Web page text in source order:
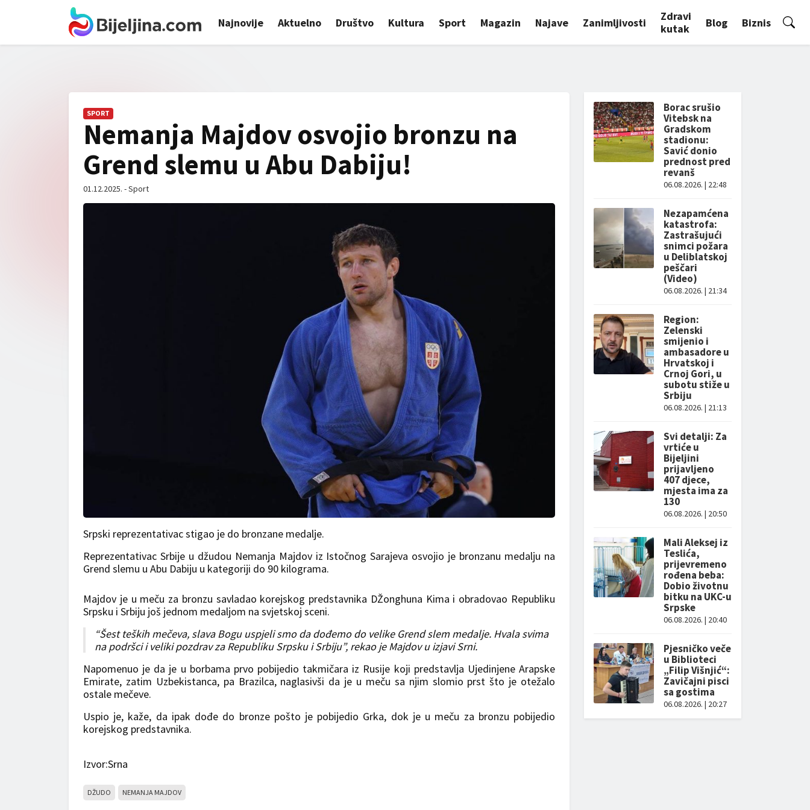
Najnovije Aktuelno Društvo Kultura Sport Magazin Najave Zanimljivosti
Zdravi
kutak
Blog Biznis
SPORT
Nemanja Majdov osvojio bronzu na
Grend slemu u Abu Dabiju!
01.12.2025. - Sport
Srpski reprezentativac stigao je do bronzane medalje.
Reprezentativac Srbije u džudou Nemanja Majdov iz Istočnog Sarajeva osvojio je bronzanu medalju na
Grend slemu u Abu Dabiju u kategoriji do 90 kilograma.
Majdov je u meču za bronzu savladao korejskog predstavnika DŽonghuna Kima i obradovao Republiku
Srpsku i Srbiju još jednom medaljom na svjetskoj sceni.
“Šest teških mečeva, slava Bogu uspjeli smo da dođemo do velike Grend slem medalje. Hvala svima
na podršci i veliki pozdrav za Republiku Srpsku i Srbiju”, rekao je Majdov u izjavi Srni.
Napomenuo je da je u borbama prvo pobijedio takmičara iz Rusije koji predstavlja Ujedinjene Arapske
Emirate, zatim Uzbekistanca, pa Brazilca, naglasivši da je u meču sa njim slomio prst što je otežalo
ostale mečeve.
Uspio je, kaže, da ipak dođe do bronze pošto je pobijedio Grka, dok je u meču za bronzu pobijedio
korejskog predstavnika.
Izvor:Srna
DŽUDO NEMANJA MAJDOV
Borac srušio
Vitebsk na
Gradskom
stadionu:
Savić donio
prednost pred
revanš
06.08.2026. | 22:48
Nezapamćena
katastrofa:
Zastrašujući
snimci požara
u Deliblatskoj
peščari
(Video)
06.08.2026. | 21:34
Region:
Zelenski
smijenio i
ambasadore u
Hrvatskoj i
Crnoj Gori, u
subotu stiže u
Srbiju
06.08.2026. | 21:13
Svi detalji: Za
vrtiće u
Bijeljini
prijavljeno
407 djece,
mjesta ima za
130
06.08.2026. | 20:50
Mali Aleksej iz
Teslića,
prijevremeno
rođena beba:
Dobio životnu
bitku na UKC-u
Srpske
06.08.2026. | 20:40
Pjesničko veče
u Biblioteci
„Filip Višnjić“:
Zavičajni pisci
sa gostima
06.08.2026. | 20:27